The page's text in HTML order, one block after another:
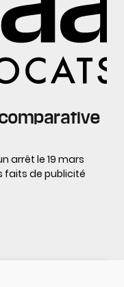
arrêt le 19 mars
faits de publicité